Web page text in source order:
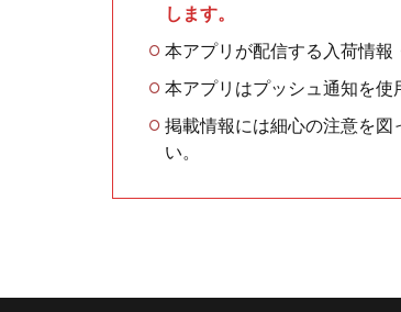
します。
本アプリが配信する入荷情報
本アプリはプッシュ通知を使
掲載情報には細心の注意を
い。